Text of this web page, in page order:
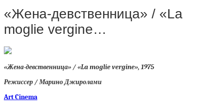
«Жена-девственница» / «La
moglie vergine…
«Жена-девственница» / «La moglie vergine», 1975
Режиссер / Марино Джиролами
Art Cinema